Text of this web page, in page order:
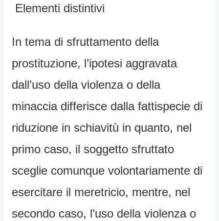
Elementi distintivi
In tema di sfruttamento della
prostituzione, l’ipotesi aggravata
dall’uso della violenza o della
minaccia differisce dalla fattispecie di
riduzione in schiavitù in quanto, nel
primo caso, il soggetto sfruttato
sceglie comunque volontariamente di
esercitare il meretricio, mentre, nel
secondo caso, l’uso della violenza o